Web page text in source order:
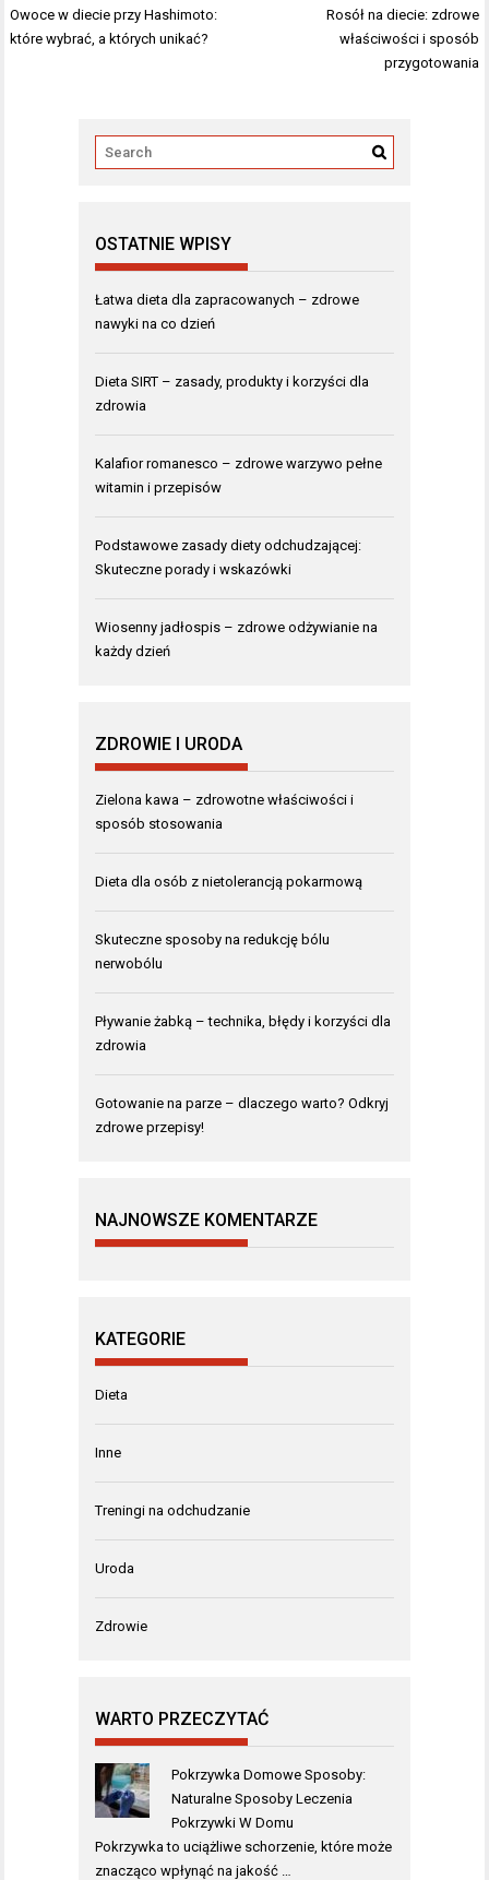
Nawigacja
wpisu
Owoce w diecie przy Hashimoto:
które wybrać, a których unikać?
Rosół na diecie: zdrowe
właściwości i sposób
przygotowania
OSTATNIE WPISY
Łatwa dieta dla zapracowanych – zdrowe
nawyki na co dzień
Dieta SIRT – zasady, produkty i korzyści dla
zdrowia
Kalafior romanesco – zdrowe warzywo pełne
witamin i przepisów
Podstawowe zasady diety odchudzającej:
Skuteczne porady i wskazówki
Wiosenny jadłospis – zdrowe odżywianie na
każdy dzień
ZDROWIE I URODA
Zielona kawa – zdrowotne właściwości i
sposób stosowania
Dieta dla osób z nietolerancją pokarmową
Skuteczne sposoby na redukcję bólu
nerwobólu
Pływanie żabką – technika, błędy i korzyści dla
zdrowia
Gotowanie na parze – dlaczego warto? Odkryj
zdrowe przepisy!
NAJNOWSZE KOMENTARZE
KATEGORIE
Dieta
Inne
Treningi na odchudzanie
Uroda
Zdrowie
WARTO PRZECZYTAĆ
Pokrzywka Domowe Sposoby:
Naturalne Sposoby Leczenia
Pokrzywki W Domu
Pokrzywka to uciążliwe schorzenie, które może
znacząco wpłynąć na jakość …